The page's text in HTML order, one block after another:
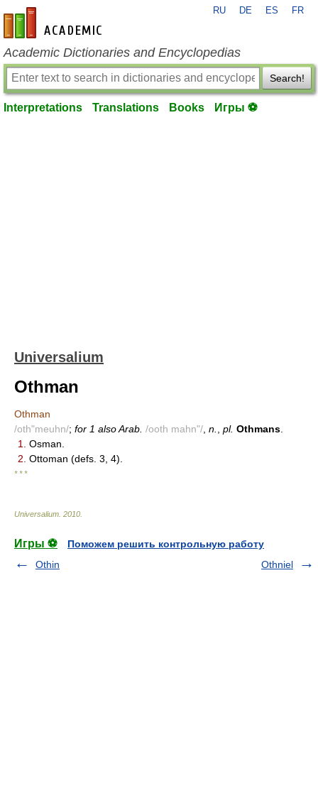
en-academic.com
RU DE ES FR
Academic Dictionaries and Encyclopedias
Search!
Interpretations Translations Books Игры ⚽
Universalium
Othman
Othman
/oth"meuhn/; for 1 also Arab. /ooth mahn"/ n. pl. Othmans
1.
Osman.
2. Ottoman (defs. 3, 4).
* * *
Universalium 2010
Игры ⚽
Поможем решить контрольную работу
Othin
Othniel